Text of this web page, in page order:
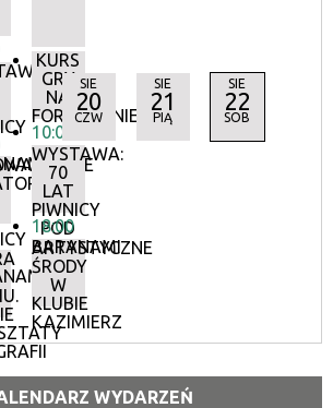
KURS
GRY
NA
FORTEPIANIE
10:00
WYSTAWA:
70
LAT
PIWNICY
POD
BARANAMI
18:00
ARTYSTYCZNE
ŚRODY
W
KLUBIE
KAZIMIERZ
SIE
20
CZW
SIE
21
PIĄ
SIE
22
SOB
WYDARZEŃ